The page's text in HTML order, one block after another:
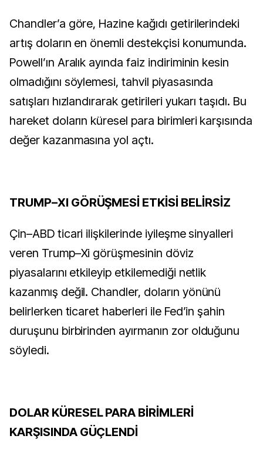
Chandler’a göre, Hazine kağıdı getirilerindeki
artış doların en önemli destekçisi konumunda.
Powell’ın Aralık ayında faiz indiriminin kesin
olmadığını söylemesi, tahvil piyasasında
satışları hızlandırarak getirileri yukarı taşıdı. Bu
hareket doların küresel para birimleri karşısında
değer kazanmasına yol açtı.
TRUMP–XI GÖRÜŞMESİ ETKİSİ BELİRSİZ
Çin–ABD ticari ilişkilerinde iyileşme sinyalleri
veren Trump–Xi görüşmesinin döviz
piyasalarını etkileyip etkilemediği netlik
kazanmış değil. Chandler, doların yönünü
belirlerken ticaret haberleri ile Fed’in şahin
duruşunu birbirinden ayırmanın zor olduğunu
söyledi.
DOLAR KÜRESEL PARA BİRİMLERİ
KARŞISINDA GÜÇLENDİ